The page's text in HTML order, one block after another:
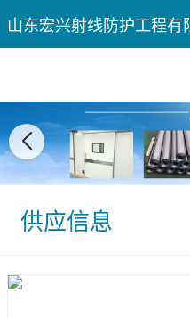
山东宏兴射线防护工程有
供应信息